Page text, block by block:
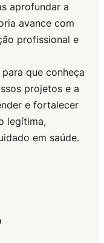
aprofundar a
avance com
profissional e
que conheça
projetos e a
e fortalecer
legítima,
em saúde.